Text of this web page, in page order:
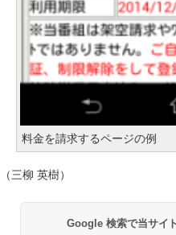
料金を請求するページの例
（三柳 英樹）
Google 検索で当サイ